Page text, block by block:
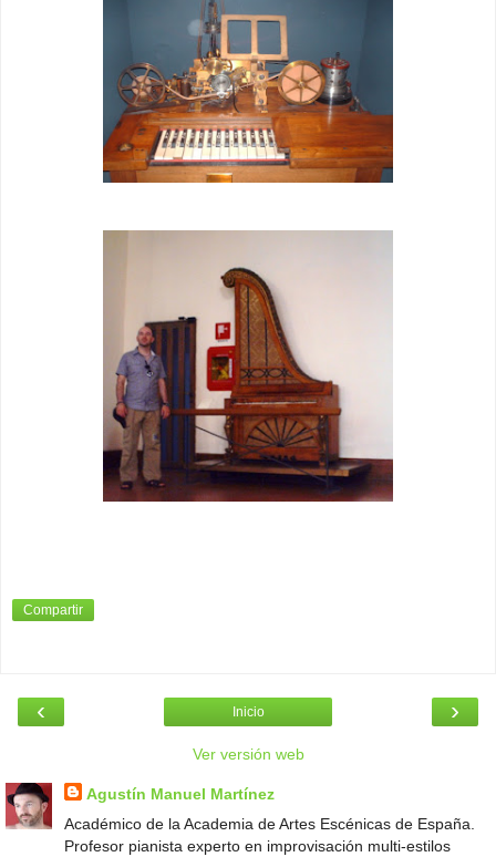
Compartir
‹ ›
Inicio
Ver versión web
Agustín Manuel Martínez
Académico de la Academia de Artes Escénicas de España.
Profesor pianista experto en improvisación multi-estilos